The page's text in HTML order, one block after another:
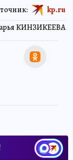
КИНЗИКЕЕВА
kp.ru